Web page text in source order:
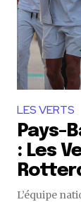
LES VERTS
Pays-
: Les
L’équipe